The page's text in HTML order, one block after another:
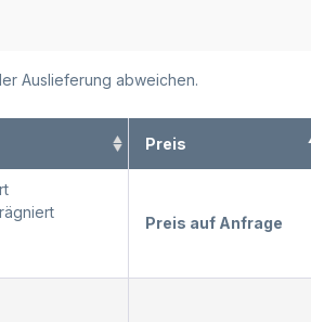
Auslieferung abweichen.
Preis
Preis auf Anfrage